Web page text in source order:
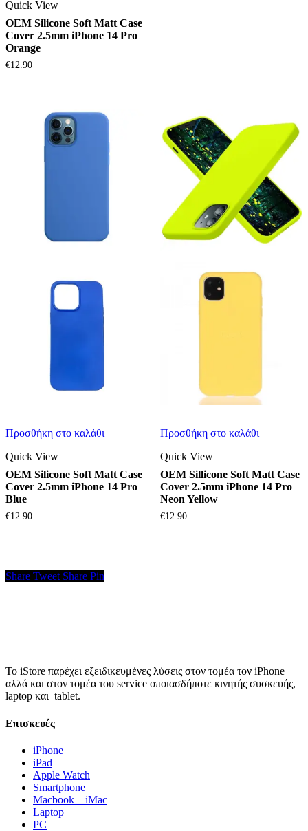
Quick View
OEM Silicone Soft Matt Case
Cover 2.5mm iPhone 14 Pro
Orange
€12.90
Προσθήκη στο καλάθι
Quick View
OEM Silicone Soft Matt Case
Cover 2.5mm iPhone 14 Pro
Blue
€12.90
Προσθήκη στο καλάθι
Quick View
OEM Sillicone Soft Matt Case
Cover 2.5mm iPhone 14 Pro
Neon Yellow
€12.90
Share Tweet Share Pin
Το iStore παρέχει εξειδικευμένες λύσεις στον τομέα τον iPhone
αλλά και στον τομέα του service οποιασδήποτε κινητής συσκευής,
laptop και tablet.
Επισκευές
iPhone
iPad
Apple Watch
Smartphone
Macbook – iMac
Laptop
PC